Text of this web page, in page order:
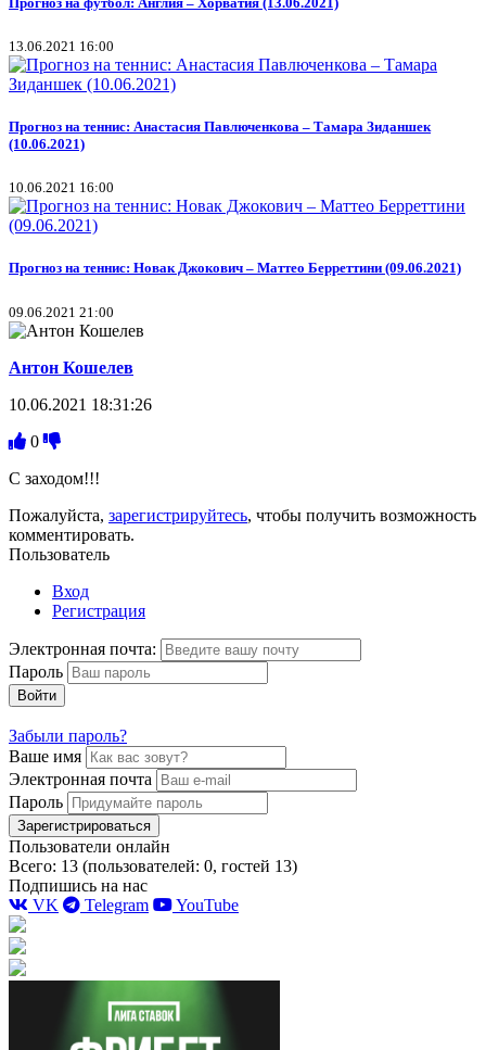
13.06.2021 16:00
Прогноз на теннис: Анастасия Павлюченкова – Тамара Зиданшек
(10.06.2021)
10.06.2021 16:00
Прогноз на теннис: Новак Джокович – Маттео Берреттини (09.06.2021)
09.06.2021 21:00
Антон Кошелев
10.06.2021 18:31:26
0
С заходом!!!
Пожалуйста, зарегистрируйтесь, чтобы получить возможность
комментировать.
Пользователь
Вход
Регистрация
Электронная почта:
Пароль
Войти
Забыли пароль?
Ваше имя
Электронная почта
Пароль
Зарегистрироваться
Пользователи онлайн
Всего: 13 (пользователей: 0, гостей 13)
Подпишись на нас
VK
Telegram YouTube